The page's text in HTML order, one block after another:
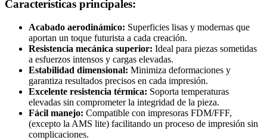
Características principales:
Acabado aerodinámico: Superficies lisas y modernas que
aportan un toque futurista a cada creación.
Resistencia mecánica superior: Ideal para piezas sometidas
a esfuerzos intensos y cargas elevadas.
Estabilidad dimensional: Minimiza deformaciones y
garantiza resultados precisos en cada impresión.
Excelente resistencia térmica: Soporta temperaturas
elevadas sin comprometer la integridad de la pieza.
Fácil manejo: Compatible con impresoras FDM/FFF,
(excepto la AMS lite) facilitando un proceso de impresión sin
complicaciones.